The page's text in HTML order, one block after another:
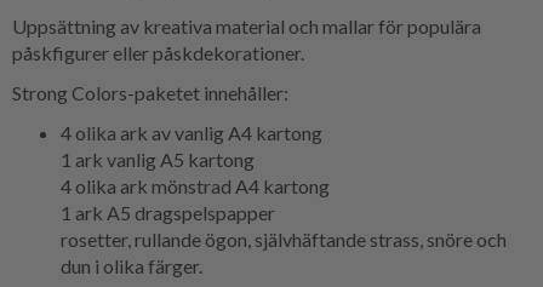
Uppsättning av kreativa material och mallar för populära
påskfigurer eller påskdekorationer.
Strong Colors-paketet innehåller:
4 olika ark av vanlig A4 kartong
1 ark vanlig A5 kartong
4 olika ark mönstrad A4 kartong
1 ark A5 dragspelspapper
rosetter, rullande ögon, självhäftande strass, snöre och
dun i olika färger.